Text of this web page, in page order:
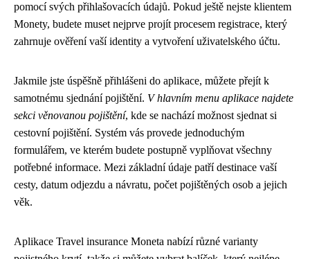
pomocí svých přihlašovacích údajů. Pokud ještě nejste klientem
Monety, budete muset nejprve projít procesem registrace, který
zahrnuje ověření vaší identity a vytvoření uživatelského účtu.
Jakmile jste úspěšně přihlášeni do aplikace, můžete přejít k
samotnému sjednání pojištění. V hlavním menu aplikace najdete
sekci věnovanou pojištění, kde se nachází možnost sjednat si
cestovní pojištění. Systém vás provede jednoduchým
formulářem, ve kterém budete postupně vyplňovat všechny
potřebné informace. Mezi základní údaje patří destinace vaší
cesty, datum odjezdu a návratu, počet pojištěných osob a jejich
věk.
Aplikace Travel insurance Moneta nabízí různé varianty